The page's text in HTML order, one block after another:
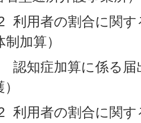
利用者の割合に関
加算）
知症加算に係る届
利用者の割合に関